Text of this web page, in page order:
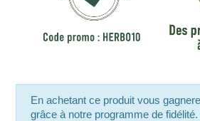
En achetant ce produit vous
grâce à notre programme de